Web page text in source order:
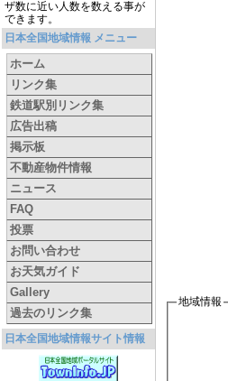
ザ数に近い人数を数える事が
できます。
日本全国地域情報 メニュー
ホーム
リンク集
鉄道駅別リンク集
広告出稿
掲示板
不動産物件情報
ニュース
FAQ
投票
お問い合わせ
お天気ガイド
Gallery
過去のリンク集
日本全国地域情報サイト情報
地域情報